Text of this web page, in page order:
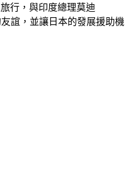
行，與印度總理莫迪
友誼，並讓日本的發展援助機